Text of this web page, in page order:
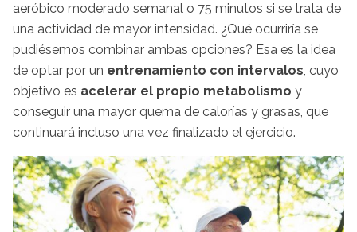
aeróbico moderado semanal o 75 minutos si se trata de
una actividad de mayor intensidad. ¿Qué ocurriría se
pudiésemos combinar ambas opciones? Esa es la idea
de optar por un entrenamiento con intervalos, cuyo
objetivo es acelerar el propio metabolismo y
conseguir una mayor quema de calorías y grasas, que
continuará incluso una vez finalizado el ejercicio.